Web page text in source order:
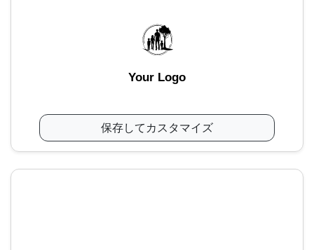
Your Logo
保存してカスタマイズ